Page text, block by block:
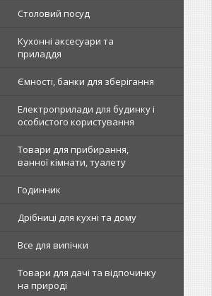
Столовий посуд
Кухонні аксесуари та
приладдя
Ємності, банки для зберігання
Електроприлади для будинку і
особистого користування
Товари для прибирання,
ванної кімнати, туалету
Годинник
Дрібниці для кухні та дому
Все для випічки
Товари для дачі та відпочинку
на природі